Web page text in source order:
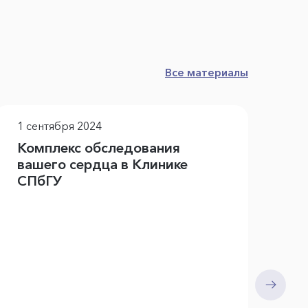
Все материалы
1 сентября 2024
Комплекс обследования
вашего сердца в Клинике
СПбГУ